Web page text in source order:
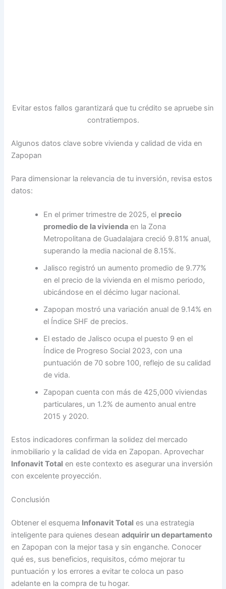
Evitar estos fallos garantizará que tu crédito se apruebe sin
contratiempos.
Algunos datos clave sobre vivienda y calidad de vida en
Zapopan
Para dimensionar la relevancia de tu inversión, revisa estos
datos:
En el primer trimestre de 2025, el precio
promedio de la vivienda en la Zona
Metropolitana de Guadalajara creció 9.81% anual,
superando la media nacional de 8.15%.
Jalisco registró un aumento promedio de 9.77%
en el precio de la vivienda en el mismo periodo,
ubicándose en el décimo lugar nacional.
Zapopan mostró una variación anual de 9.14% en
el Índice SHF de precios.
El estado de Jalisco ocupa el puesto 9 en el
Índice de Progreso Social 2023, con una
puntuación de 70 sobre 100, reflejo de su calidad
de vida.
Zapopan cuenta con más de 425,000 viviendas
particulares, un 1.2% de aumento anual entre
2015 y 2020.
Estos indicadores confirman la solidez del mercado
inmobiliario y la calidad de vida en Zapopan. Aprovechar
Infonavit Total en este contexto es asegurar una inversión
con excelente proyección.
Conclusión
Obtener el esquema Infonavit Total es una estrategia
inteligente para quienes deseanadquirir un departamento
en Zapopan con la mejor tasa y sin enganche. Conocer
qué es, sus beneficios, requisitos, cómo mejorar tu
puntuación y los errores a evitar te coloca un paso
adelante en la compra de tu hogar.